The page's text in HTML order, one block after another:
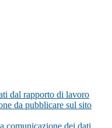
dal rapporto di lavoro
da pubblicare sul sito
comunicazione dei dati